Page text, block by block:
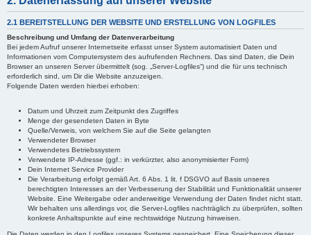
2.1 BEREITSTELLUNG DER WEBSITE UND ERSTELLUNG VON LOGFILES
Beschreibung und Umfang der Datenverarbeitung
Bei jedem Aufruf unserer Internetseite erfasst unser System automatisiert Daten und
Informationen vom Computersystem des aufrufenden Rechners. Das sind Daten, die Dein
Browser an unseren Server übermittelt (sog. „Server-Logfiles“) und die für uns technisch
erforderlich sind, um Dir die Website anzuzeigen.
Folgende Daten werden hierbei erhoben:
Datum und Uhrzeit zum Zeitpunkt des Zugriffes
Menge der gesendeten Daten in Byte
Quelle/Verweis, von welchem Sie auf die Seite gelangten
Verwendeter Browser
Verwendetes Betriebssystem
Verwendete IP-Adresse (ggf.: in verkürzter, also anonymisierter Form)
Dein Internet Service Provider
Die Verarbeitung erfolgt gemäß Art. 6 Abs. 1 lit. f DSGVO auf Basis unseres
berechtigten Interesses an der Verbesserung der Stabilität und Funktionalität unserer
Website. Eine Weitergabe oder anderweitige Verwendung der Daten findet nicht statt.
Wir behalten uns allerdings vor, die Server-Logfiles nachträglich zu überprüfen, sollten
konkrete Anhaltspunkte auf eine rechtswidrige Nutzung hinweisen.